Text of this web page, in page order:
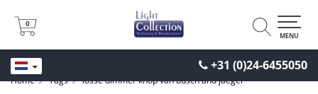
+31 (0)24-6455050
0
0
MENU
Home Tags losse dimmer knop van busch and jaeger